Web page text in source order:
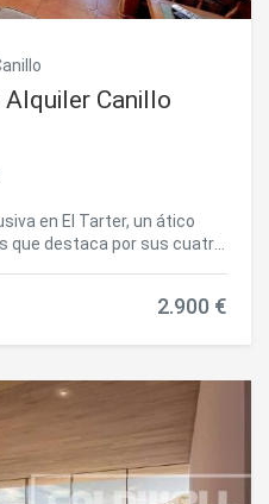
Canillo
en El Tarter, un ático
que destaca por sus cuatro
toda la jornada.~~La
de
madera y gres en la
planta (altillo) acabada
baño completo, cocina
2.900 €